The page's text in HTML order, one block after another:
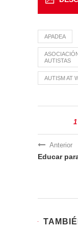
APADEA
AUTISTAS
AUTISM AT
1
Anterior
Educar